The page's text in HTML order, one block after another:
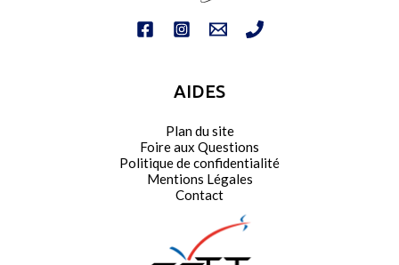
AIDES
Plan du site
Foire aux Questions
Politique de confidentialité
Mentions Légales
Contact